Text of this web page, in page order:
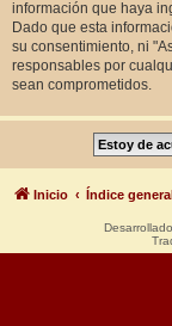
información que haya
Dado que esta
su consentimiento, ni
responsables por
sean comprometidos.
Inicio Índice